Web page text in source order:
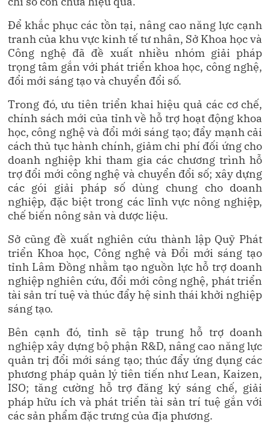
Để khắc phục các tồn tại, nâng cao năng lực cạnh
tranh của khu vực kinh tế tư nhân, Sở Khoa học và
Công nghệ đã đề xuất nhiều nhóm giải pháp
trọng tâm gắn với phát triển khoa học, công nghệ,
đổi mới sáng tạo và chuyển đổi số.
Trong đó, ưu tiên triển khai hiệu quả các cơ chế,
chính sách mới của tỉnh về hỗ trợ hoạt động khoa
học, công nghệ và đổi mới sáng tạo; đẩy mạnh cải
cách thủ tục hành chính, giảm chi phí đối ứng cho
doanh nghiệp khi tham gia các chương trình hỗ
trợ đổi mới công nghệ và chuyển đổi số; xây dựng
các gói giải pháp số dùng chung cho doanh
nghiệp, đặc biệt trong các lĩnh vực nông nghiệp,
chế biến nông sản và dược liệu.
Sở cũng đề xuất nghiên cứu thành lập Quỹ Phát
triển Khoa học, Công nghệ và Đổi mới sáng tạo
tỉnh Lâm Đồng nhằm tạo nguồn lực hỗ trợ doanh
nghiệp nghiên cứu, đổi mới công nghệ, phát triển
tài sản trí tuệ và thúc đẩy hệ sinh thái khởi nghiệp
sáng tạo.
Bên cạnh đó, tỉnh sẽ tập trung hỗ trợ doanh
nghiệp xây dựng bộ phận R&D, nâng cao năng lực
quản trị đổi mới sáng tạo; thúc đẩy ứng dụng các
phương pháp quản lý tiên tiến như Lean, Kaizen,
ISO; tăng cường hỗ trợ đăng ký sáng chế, giải
pháp hữu ích và phát triển tài sản trí tuệ gắn với
các sản phẩm đặc trưng của địa phương.